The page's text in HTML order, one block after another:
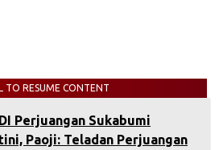
TO RESUME CONTENT
Perjuangan Sukabumi
Paoji: Teladan Perjuangan